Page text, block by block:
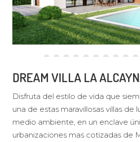
DREAM VILLA LA
Disfruta del estilo de vida que
una de estas maravillosas villas de
medio ambiente, en un enclave
urbanizaciones mas cotizadas de